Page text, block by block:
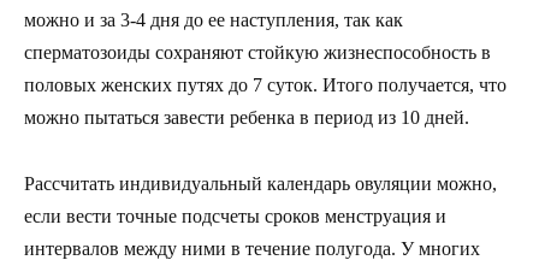
можно и за 3-4 дня до ее наступления, так как
сперматозоиды сохраняют стойкую жизнеспособность в
половых женских путях до 7 суток. Итого получается, что
можно пытаться завести ребенка в период из 10 дней.
Рассчитать индивидуальный календарь овуляции можно,
если вести точные подсчеты сроков менструация и
интервалов между ними в течение полугода. У многих